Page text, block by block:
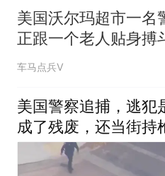
美国沃尔玛超市一名
正跟一个老人贴身搏
警察最终将其逮捕
车马点兵V
美国警察追捕，逃犯
成了残废，还当街持